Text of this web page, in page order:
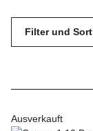
Filter und
Ausverkauft